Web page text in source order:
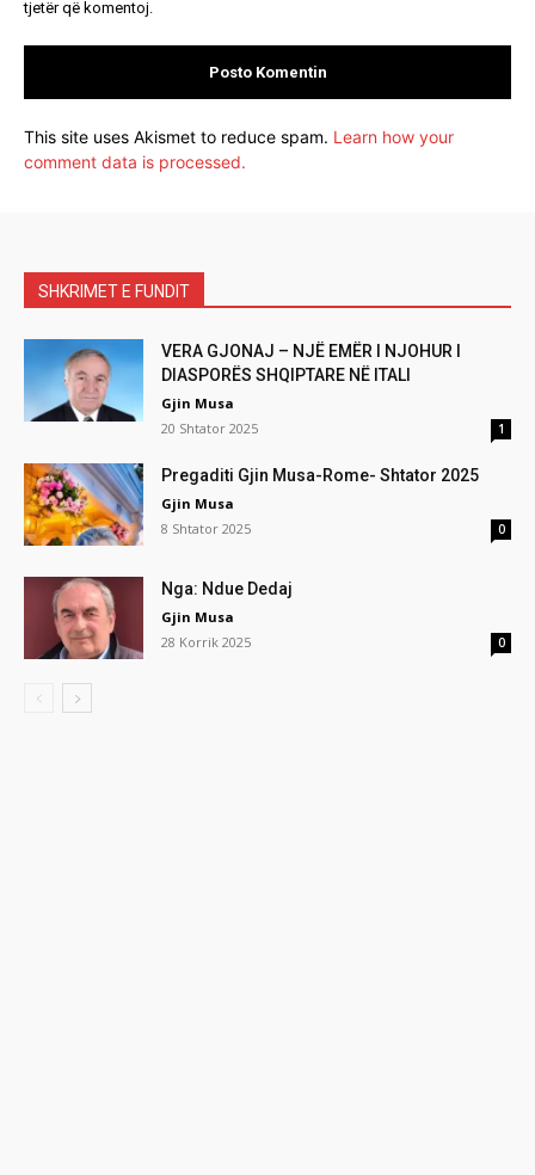
tjetër që komentoj.
This site uses Akismet to reduce spam. Learn how your
comment data is processed.
SHKRIMET E FUNDIT
VERA GJONAJ – NJË EMËR I NJOHUR I
DIASPORËS SHQIPTARE NË ITALI
Gjin Musa
20 Shtator 2025
1
Pregaditi Gjin Musa-Rome- Shtator 2025
Gjin Musa
8 Shtator 2025
0
Nga: Ndue Dedaj
Gjin Musa
28 Korrik 2025
0